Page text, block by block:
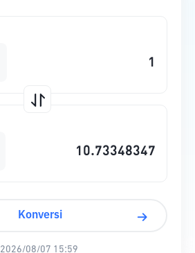
Konversi
2026/08/07 15:59